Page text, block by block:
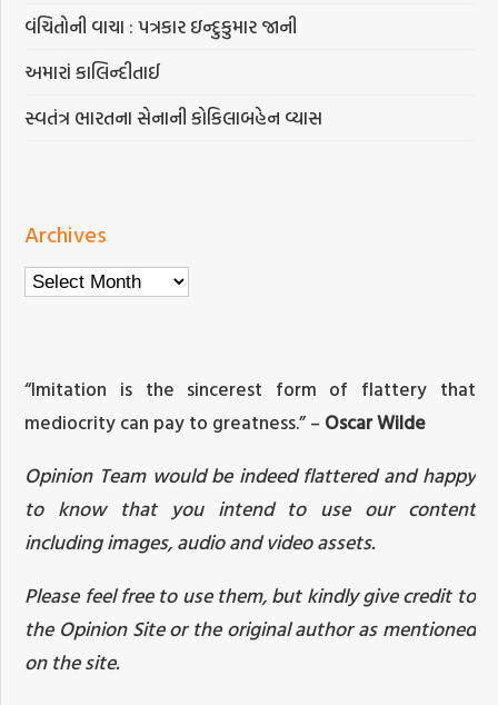
વંચિતોની વાચા : પત્રકાર ઇન્દુકુમાર જાની
અમારાં કાલિન્દીતાઈ
સ્વતંત્ર ભારતના સેનાની કોકિલાબહેન વ્યાસ
Archives
Archives
“Imitation is the sincerest form of flattery that
mediocrity can pay to greatness.” – Oscar Wilde
Opinion Team would be indeed flattered and happy
to know that you intend to use our content
including images, audio and video assets.
Please feel free to use them, but kindly give credit to
the Opinion Site or the original author as mentioned
on the site.